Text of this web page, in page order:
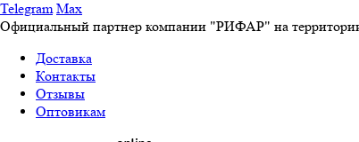
Telegram Max
Официальный партнер компании "РИФАР" на
Доставка
Контакты
Отзывы
Оптовикам